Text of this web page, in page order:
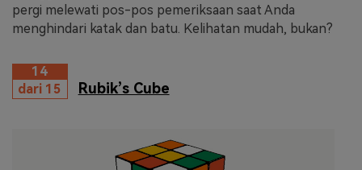
pergi melewati pos-pos pemeriksaan saat Anda
menghindari katak dan batu. Kelihatan mudah, bukan?
14
dari 15
Rubik’s Cube